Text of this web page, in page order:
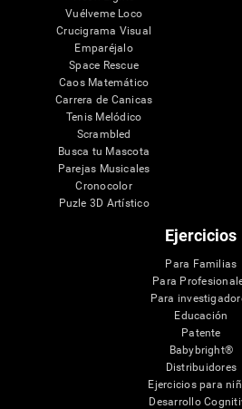
Vuélveme Loco
Crucigrama Visual
Emparéjalo
Space Rescue
Caos Matemático
Carrera de Canicas
Tenis Melódico
Scrambled
Busca tu Mascota
Parejas Musicales
Cronocolor
Puzle 3D Artístico
Ejercicios
Para Familias
Para
Para
Educación
Patente
Babybright®
Distribuidores
Ejercicios para
Desarrollo